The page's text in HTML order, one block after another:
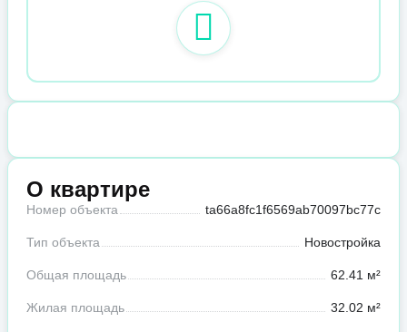
О квартире
Номер объекта ta66a8fc1f6569ab70097bc77c
Тип объекта Новостройка
Общая площадь 62.41 м²
Жилая площадь 32.02 м²